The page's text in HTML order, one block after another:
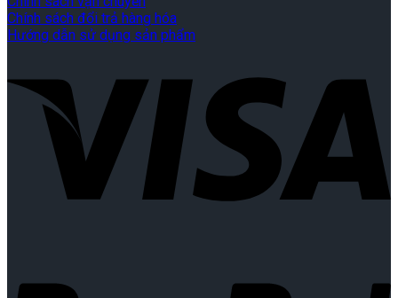
Chính sách đổi trả hàng hóa
Hướng dẫn sử dụng sản phẩm